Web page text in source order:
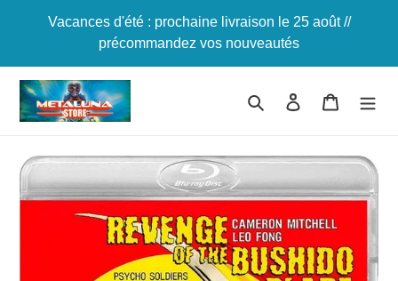
Vacances d'été : prochaine livraison le 25 août //
précommandez vos nouveautés
RechercherSe connecter
Panier